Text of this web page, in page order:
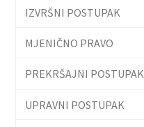
IZVRŠNI POSTUPAK
MJENIČNO PRAVO
PREKRŠAJNI POSTUPAK
UPRAVNI POSTUPAK